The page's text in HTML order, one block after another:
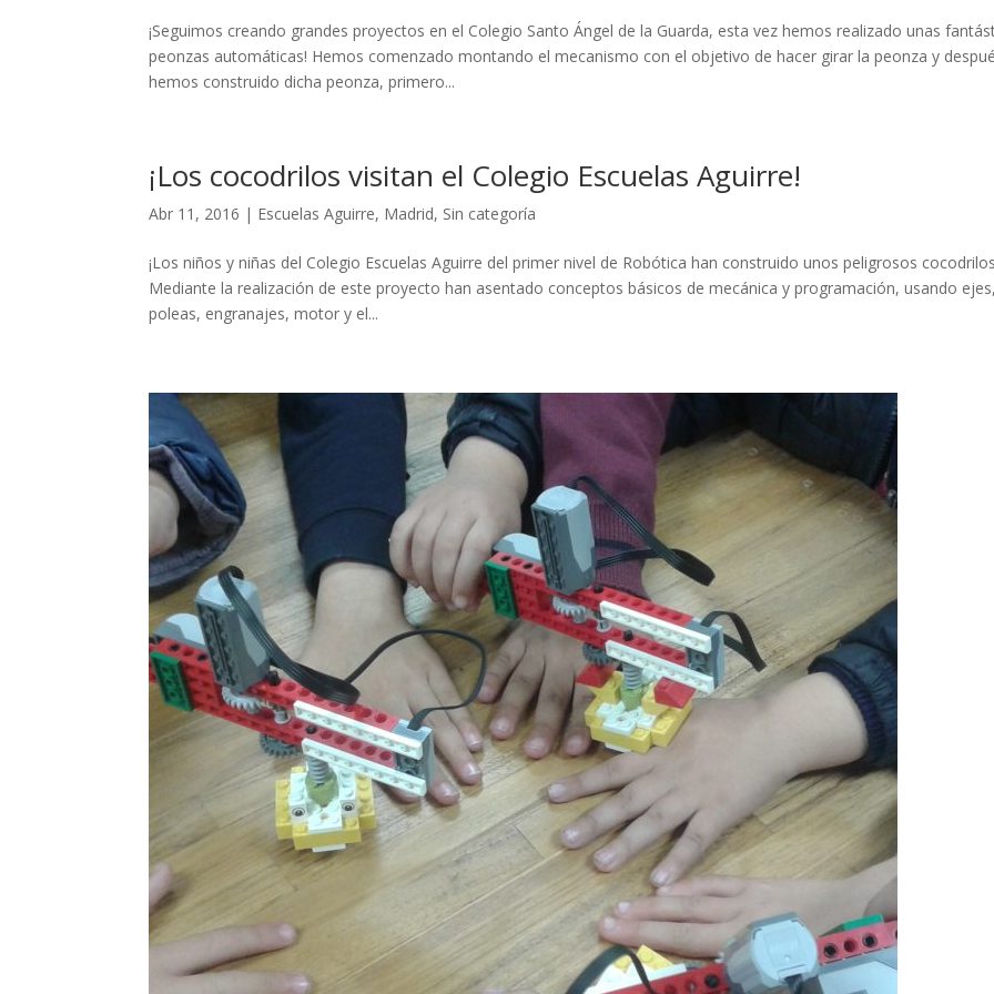
¡Seguimos creando grandes proyectos en el Colegio Santo Ángel de la Guarda, esta vez hemos realizado unas
peonzas automáticas! Hemos comenzado montando el mecanismo con el objetivo de hacer girar la peonza y
hemos construido dicha peonza, primero...
¡Los cocodrilos visitan el Colegio Escuelas Aguirre!
Abr 11, 2016 | Escuelas Aguirre, Madrid, Sin categoría
¡Los niños y niñas del Colegio Escuelas Aguirre del primer nivel de Robótica han construido unos peligrosos
Mediante la realización de este proyecto han asentado conceptos básicos de mecánica y programación, usando ejes,
poleas, engranajes, motor y el...